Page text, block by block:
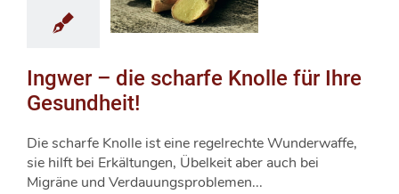
Ingwer – die scharfe Knolle für Ihre
Gesundheit!
Die scharfe Knolle ist eine regelrechte Wunderwaffe,
sie hilft bei Erkältungen, Übelkeit aber auch bei
Migräne und Verdauungsproblemen...